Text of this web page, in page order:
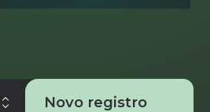
Novo registro